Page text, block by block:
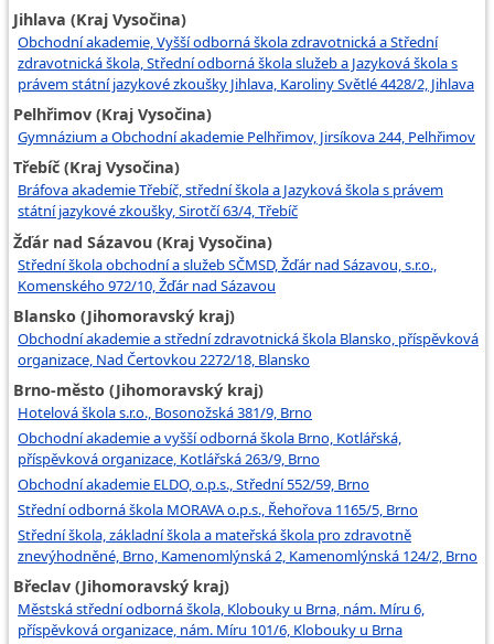
Jihlava (Kraj Vysočina)
Obchodní akademie, Vyšší odborná škola zdravotnická a Střední
zdravotnická škola, Střední odborná škola služeb a Jazyková škola s
právem státní jazykové zkoušky Jihlava, Karoliny Světlé 4428/2, Jihlava
Pelhřimov (Kraj Vysočina)
Gymnázium a Obchodní akademie Pelhřimov, Jirsíkova 244, Pelhřimov
Třebíč (Kraj Vysočina)
Bráfova akademie Třebíč, střední škola a Jazyková škola s právem
státní jazykové zkoušky, Sirotčí 63/4, Třebíč
Žďár nad Sázavou (Kraj Vysočina)
Střední škola obchodní a služeb SČMSD, Žďár nad Sázavou, s.r.o.,
Komenského 972/10, Žďár nad Sázavou
Blansko (Jihomoravský kraj)
Obchodní akademie a střední zdravotnická škola Blansko, příspěvková
organizace, Nad Čertovkou 2272/18, Blansko
Brno-město (Jihomoravský kraj)
Hotelová škola s.r.o., Bosonožská 381/9, Brno
Obchodní akademie a vyšší odborná škola Brno, Kotlářská,
příspěvková organizace, Kotlářská 263/9, Brno
Obchodní akademie ELDO, o.p.s., Střední 552/59, Brno
Střední odborná škola MORAVA o.p.s., Řehořova 1165/5, Brno
Střední škola, základní škola a mateřská škola pro zdravotně
znevýhodněné, Brno, Kamenomlýnská 2, Kamenomlýnská 124/2, Brno
Břeclav (Jihomoravský kraj)
Městská střední odborná škola, Klobouky u Brna, nám. Míru 6,
příspěvková organizace, nám. Míru 101/6, Klobouky u Brna